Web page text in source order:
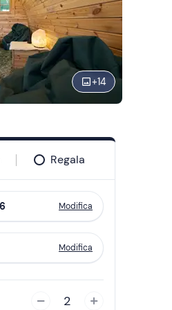
+14
Regala
Modifica
Modifica
2